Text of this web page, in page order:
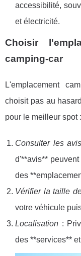
accessibilité,
et électricité.
Choisir
camping-car
L'emplacement
choisit pas au
pour le meilleur spot :
Consulter les avis
d'**avis**
des
Vérifier la taille
votre véhicule
Localisation :
des **services**